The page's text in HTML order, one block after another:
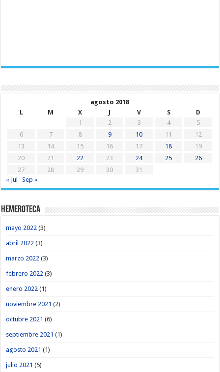
agosto 2018
L
M X J V S
D
1
2 3 4
5
6
7 8 9 10 11
12
13
14 15 16 17 18
19
20
21 22 23 24 25
26
27
28 29 30
31
« Jul
Sep »
Hemeroteca
mayo 2022 (3)
abril 2022 (3)
marzo 2022 (3)
febrero 2022 (3)
enero 2022 (1)
noviembre 2021 (2)
octubre 2021 (6)
septiembre 2021 (1)
agosto 2021 (1)
julio 2021 (5)